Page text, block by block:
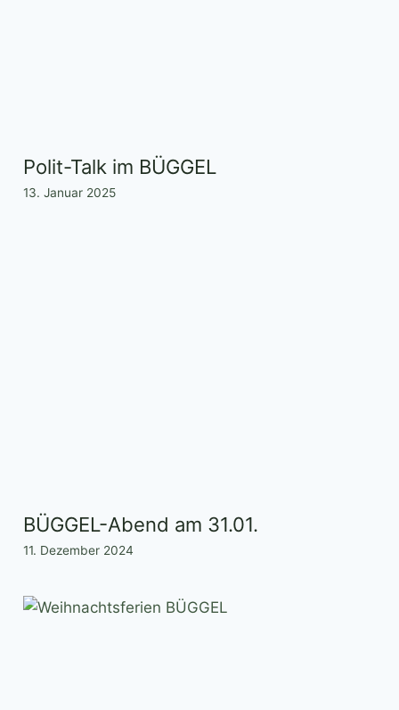
Polit-Talk im BÜGGEL
13. Januar 2025
BÜGGEL-Abend am 31.01.
11. Dezember 2024